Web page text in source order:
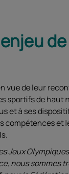
de
vue de leur
sportifs de haut
et à ses
compétences et
Jeux
nous sommes